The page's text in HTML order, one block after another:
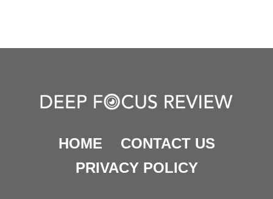
HOME
CONTACT US
PRIVACY POLICY